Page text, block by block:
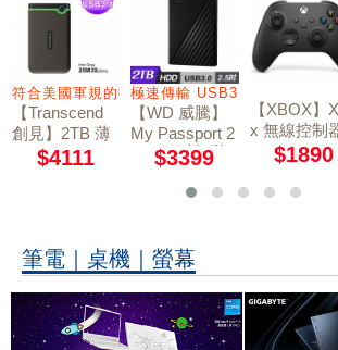
業者
符合美國軍規的抗震標準
【Transcend
創見】2TB 薄
型行動硬碟 TS
$4111
極速傳輸 USB3.0
【WD 威騰】
My Passport 2
TB 2.5吋行動
硬碟-黑
$3399
【XBOX】
x 無線控制
《磨砂黑》
$1890
筆電｜桌機｜螢幕